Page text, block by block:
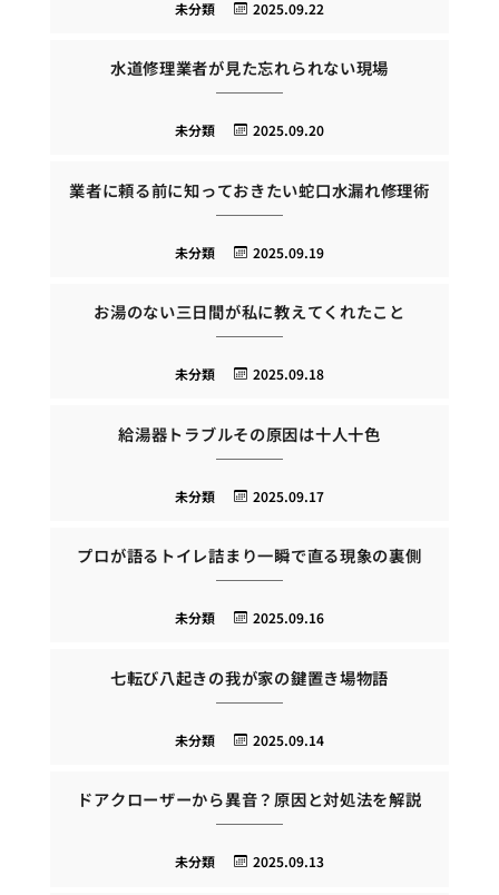
2025.09.22
未分類
水道修理業者が見た忘れられない現場
2025.09.20
未分類
業者に頼る前に知っておきたい蛇口水漏れ修理術
2025.09.19
未分類
お湯のない三日間が私に教えてくれたこと
2025.09.18
未分類
給湯器トラブルその原因は十人十色
2025.09.17
未分類
プロが語るトイレ詰まり一瞬で直る現象の裏側
2025.09.16
未分類
七転び八起きの我が家の鍵置き場物語
2025.09.14
未分類
ドアクローザーから異音？原因と対処法を解説
2025.09.13
未分類